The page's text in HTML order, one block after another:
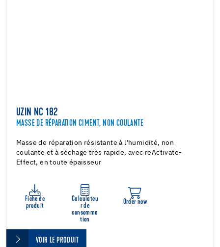
UZIN NC 182
MASSE DE RÉPARATION CIMENT, NON COULANTE
Masse de réparation résistante à l'humidité, non
coulante et à séchage très rapide, avec reActivate-
Effect, en toute épaisseur
Fiche de
produit
Calculateu
r de
consomma
tion
Order now
VOIR LE PRODUIT